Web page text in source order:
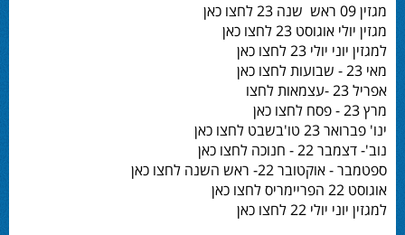
מגזין 09 ראש שנה 23 לחצו כאן
מגזין יולי אוגוסט 23 לחצו כאן
למגזין יוני יולי 23 לחצו כאן
מאי 23 - שבועות לחצו כאן
אפריל 23 -עצמאות לחצו
מרץ 23 - פסח לחצו כאן
ינו' פברואר 23 טו'בשבט לחצו כאן
נוב'- דצמבר 22 - חנוכה לחצו כאן
ספטמבר - אוקטובר 22- ראש השנה לחצו כאן
אוגוסט 22 הפריימריס לחצו כאן
למגזין יוני יולי 22 לחצו כאן